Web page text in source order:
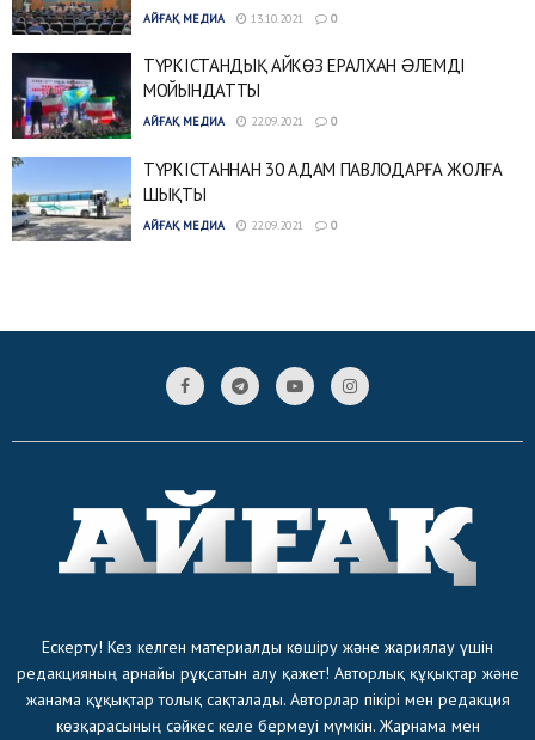
АЙҒАҚ МЕДИА 13.10.2021 0
ТҮРКІСТАНДЫҚ АЙКӨЗ ЕРАЛХАН ƏЛЕМДІ
МОЙЫНДАТТЫ
АЙҒАҚ МЕДИА 22.09.2021 0
ТҮРКІСТАННАН 30 АДАМ ПАВЛОДАРҒА ЖОЛҒА
ШЫҚТЫ
АЙҒАҚ МЕДИА 22.09.2021 0
Ескерту! Кез келген материалды көшіру және жариялау үшін
редакцияның арнайы рұқсатын алу қажет! Авторлық құқықтар және
жанама құқықтар толық сақталады. Авторлар пікірі мен редакция
көзқарасының сәйкес келе бермеуі мүмкін. Жарнама мен